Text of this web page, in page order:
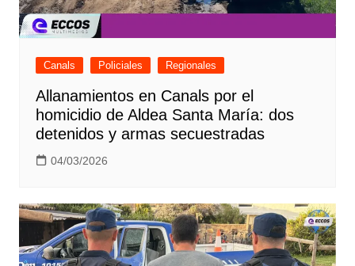
Canals Policiales Regionales
Allanamientos en Canals por el
homicidio de Aldea Santa María: dos
detenidos y armas secuestradas
04/03/2026